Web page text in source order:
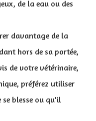
de la eau ou des
davantage de la
hors de sa portée,
de votre vétérinaire,
préférez utiliser
blesse ou qu'il